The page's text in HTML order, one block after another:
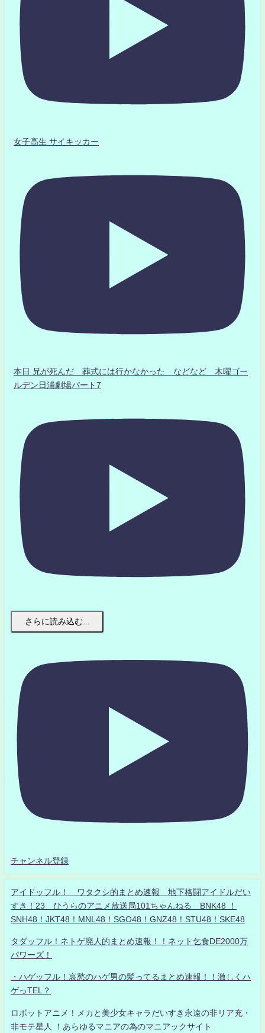
女子高生 サイキッカー
本日 兄が死んだ 葬式には行かなかった などなど 木曜ゴー
ルデン日浦劇場パート7
さらに読み込む...
チャンネル登録
アイドッフル！ ワタクシ的まとめ速報 地下格闘アイドルだい
すき！23 ひうらのアニメ放送局101ちゃんねる BNK48 ！
SNH48！JKT48！MNL48！SGO48！GNZ48！STU48！SKE48
タダッフル！ネトゲ廃人的まとめ速報！！ネット乞食DE2000万
パワーズ！
・ハゲッフル！哀愁のハゲ男の髪ってるまとめ速報！！激しくハ
ゲっTEL？
ロボットアニメ！メカと美少女キャラだいすき永遠の非リア充・
非モテ星人 ！あらゆるマニアの為のマニアックサイト